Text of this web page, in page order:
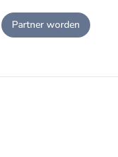
Partner worden